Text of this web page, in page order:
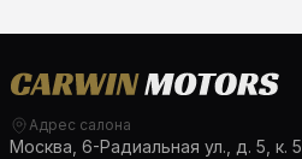
Адрес салона
Москва, 6-Радиальная ул., д. 5, к. 5